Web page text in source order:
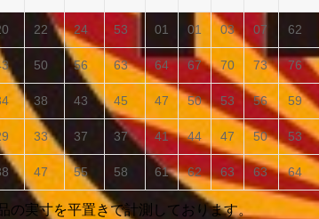
22 24 53 01 01 03 07 62
50 56 63 64 67 70 73 76
38 43 45 47 50 53 56 59
33 37 37 41 44 47 50 53
47 55 58 61 62 63 63 64
の実寸を平置きで計測しております。